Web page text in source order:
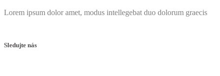
Lorem ipsum dolor amet, modus intellegebat duo dolorum graecis
Sledujte nás